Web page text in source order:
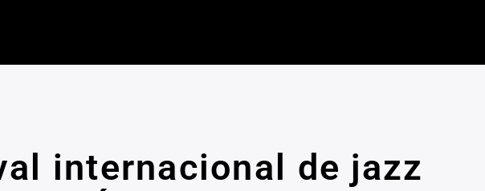
internacional de jazz